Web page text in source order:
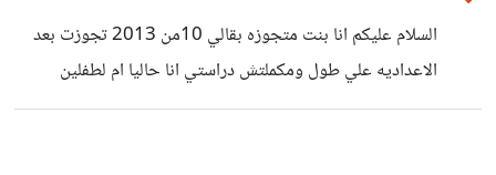
السلام عليكم انا بنت متجوزه بقالي 10من 2013 تجوزت بعد
الاعداديه علي طول ومكملتش دراستي انا حاليا ام لطفلين
وفكرت اني ارجع اكمل الدراسه مع العلم كنت في ازهر تنصحوني